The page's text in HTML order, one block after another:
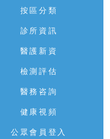
按區分類
診所資訊
醫護新資
檢測評估
醫務咨詢
健康視頻
公眾會員登入